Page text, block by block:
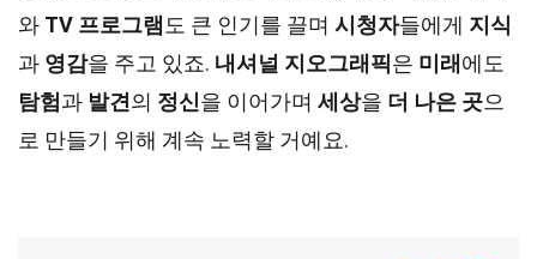
와 TV 프로그램 도 큰 인기를 끌며 시청자들에게 지식
과 영감을 주고 있죠. 내셔널 지오그래픽은 미래 에도
탐험과 발견 의 정신을 이어가며 세상을 더 나은 곳으
로 만들기 위해 계속 노력할 거예요.